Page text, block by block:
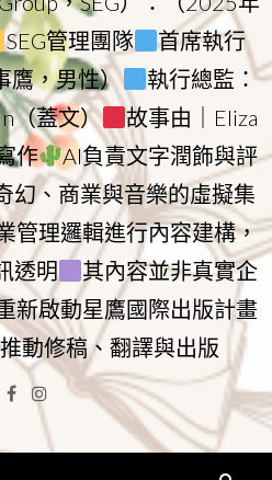
SEG管理團隊
首席執行
鷹，男性）
執行總監：
（蓋文）
故事由｜Eliza
作
AI負責文字潤飾與評
幻、商業與音樂的虛擬集
管理邏輯進行內容建構，
透明
其內容並非真實企
新啟動星鷹國際出版計畫
動修稿、翻譯與出版
Facebook
Instagram